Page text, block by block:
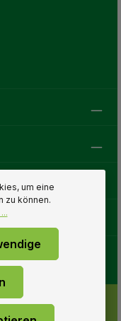
um eine
zu können.